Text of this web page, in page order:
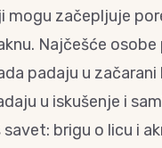
mogu začepljuje
Najčešće
padaju u začarani
u iskušenje i
brigu o licu i